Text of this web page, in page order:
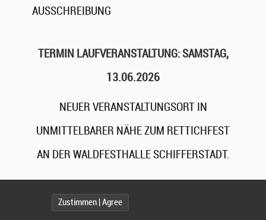
AUSSCHREIBUNG
TERMIN LAUFVERANSTALTUNG: SAMSTAG,
13.06.2026
NEUER VERANSTALTUNGSORT IN
UNMITTELBARER NÄHE ZUM RETTICHFEST
AN DER WALDFESTHALLE SCHIFFERSTADT.
WIR BIETEN ATTRAKTIVE, NEUE STRECKEN
Zustimmen | Agree